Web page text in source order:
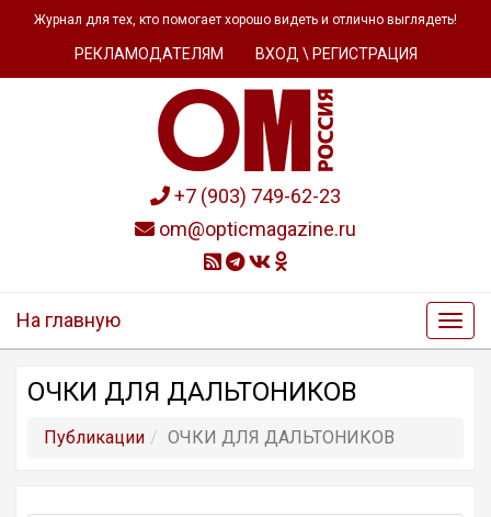
Журнал для тех, кто помогает хорошо видеть и отлично выглядеть!
РЕКЛАМОДАТЕЛЯМ ВХОД \ РЕГИСТРАЦИЯ
+7 (903) 749-62-23
om@opticmagazine.ru
На главную
ОЧКИ ДЛЯ ДАЛЬТОНИКОВ
Публикации ОЧКИ ДЛЯ ДАЛЬТОНИКОВ